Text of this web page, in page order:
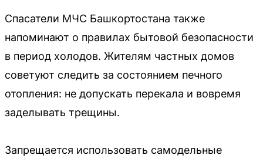
Спасатели МЧС Башкортостана также
напоминают о правилах бытовой безопасности
в период холодов. Жителям частных домов
советуют следить за состоянием печного
отопления: не допускать перекала и вовремя
заделывать трещины.
Запрещается использовать самодельные